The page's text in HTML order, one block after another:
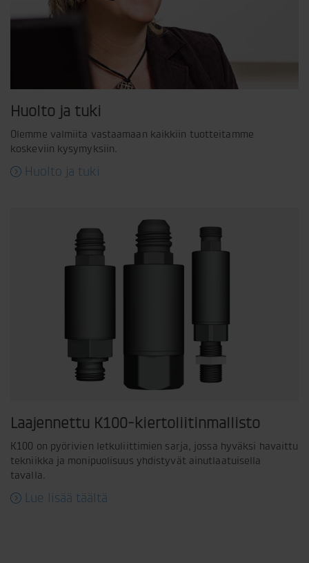
Huolto ja tuki
Olemme valmiita vastaamaan kaikkiin tuotteitamme
koskeviin kysymyksiin.
Huolto ja tuki
Laajennettu K100-kiertoliitinmallisto
K100 on pyörivien letkuliittimien sarja, jossa hyväksi havaittu
tekniikka ja monipuolisuus yhdistyvät ainutlaatuisella
tavalla.
Lue lisää täältä